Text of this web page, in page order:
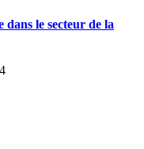
dans le secteur de la